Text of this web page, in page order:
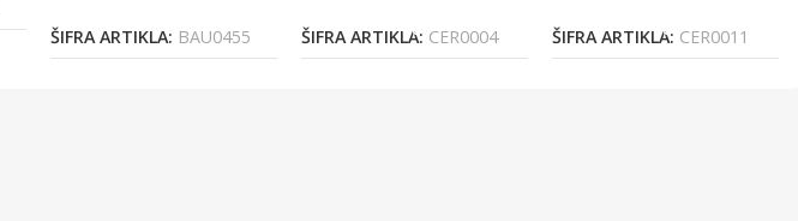
ŠIFRA ARTIKLA: BAU0455 ŠIFRA ARTIKLA: CER0004 ŠIFRA ARTIKLA: CER0011